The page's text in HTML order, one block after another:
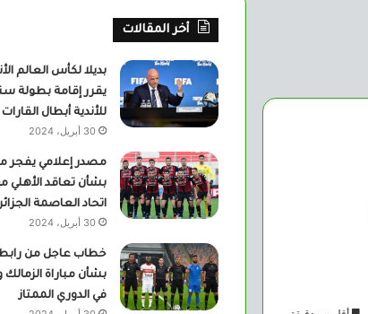
أخر المقالات
بديلا لكأس العالم
يقرر إقامة بطولة
للأندية أبطال القارات
30 أبريل، 2024
مصدر إعلامي يفجر
بشأن تعاقد الأهلي
اتحاد العاصمة
30 أبريل، 2024
خطاب عاجل من رابطة
بشأن مباراة
في الدوري الممتاز